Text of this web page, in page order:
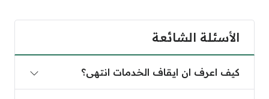
الأسئلة الشائعة
كيف اعرف ان ايقاف الخدمات انتهى؟